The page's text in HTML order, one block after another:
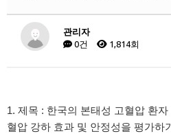
관리자
0건
1,814회
1. 제목 : 한국의 본태성 고혈압 환
혈압 강하 효과 및 안정성을 평가하